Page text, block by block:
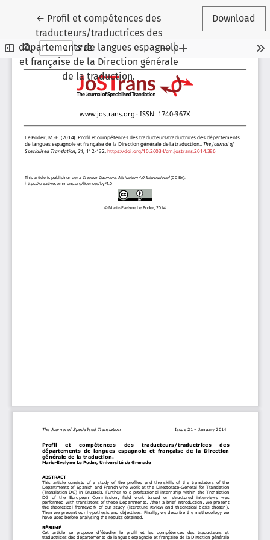
← Return to Article Details
Profil et compétences des
traducteurs/traductrices des
départements de langues espagnole
et française de la Direction générale
de la traduction.
Download